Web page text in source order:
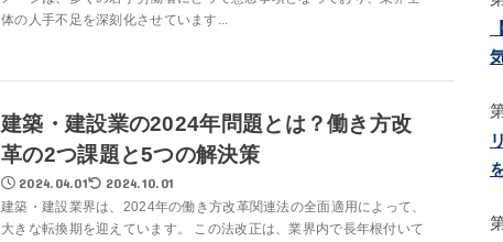
体の人手不足を深刻化させています...
建築・建設業の2024年問題とは？働き方改
革の2つ課題と5つの解決策
2024.04.01 2024.10.01
建築・建設業界は、2024年の働き方改革関連法の全面適用によって、
大きな転換期を迎えています。 この法改正は、業界内で長年根付いて